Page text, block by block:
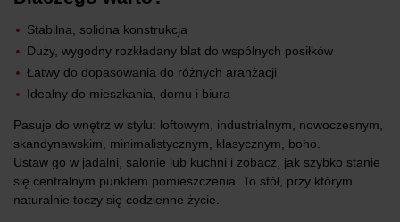
Stabilna, solidna konstrukcja
Duży, wygodny rozkładany blat do wspólnych posiłków
Łatwy do dopasowania do różnych aranżacji
Idealny do mieszkania, domu i biura
Pasuje do wnętrz w stylu: loftowym, industrialnym, nowoczesnym,
skandynawskim, minimalistycznym, klasycznym, boho.
Ustaw go w jadalni, salonie lub kuchni i zobacz, jak szybko stanie
się centralnym punktem pomieszczenia. To stół, przy którym
naturalnie toczy się codzienne życie.